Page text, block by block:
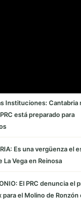
Instituciones: Cantabria
está preparado para
Es una vergüenza el
La Vega en Reinosa
El PRC denuncia el
para el Molino de Ronzón